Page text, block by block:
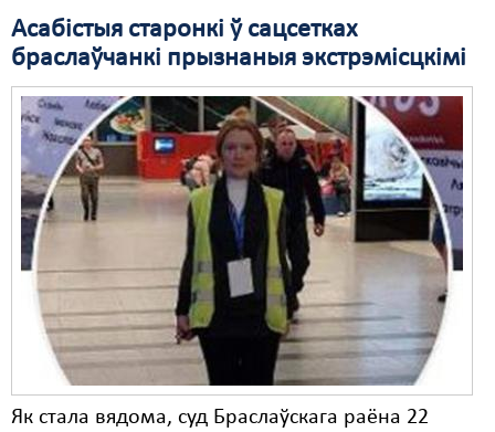
Асабістыя старонкі ў сацсетках
браслаўчанкі прызнаныя экстрэмісцкімі
Як стала вядома, суд Браслаўскага раёна 22